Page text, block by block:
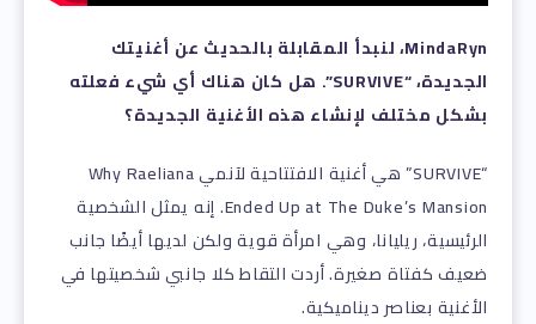
MindaRyn، لنبدأ المقابلة بالحديث عن أغنيتك
الجديدة، “SURVIVE”. هل كان هناك أي شيء فعلته
بشكل مختلف لإنشاء هذه الأغنية الجديدة؟
“SURVIVE” هي أغنية الافتتاحية لآنمي Why Raeliana
Ended Up at The Duke’s Mansion. إنه يمثل الشخصية
الرئيسية، ريليانا، وهي امرأة قوية ولكن لديها أيضًا جانب
ضعيف كفتاة صغيرة. أردت التقاط كلا جانبي شخصيتها في
الأغنية بعناصر ديناميكية.